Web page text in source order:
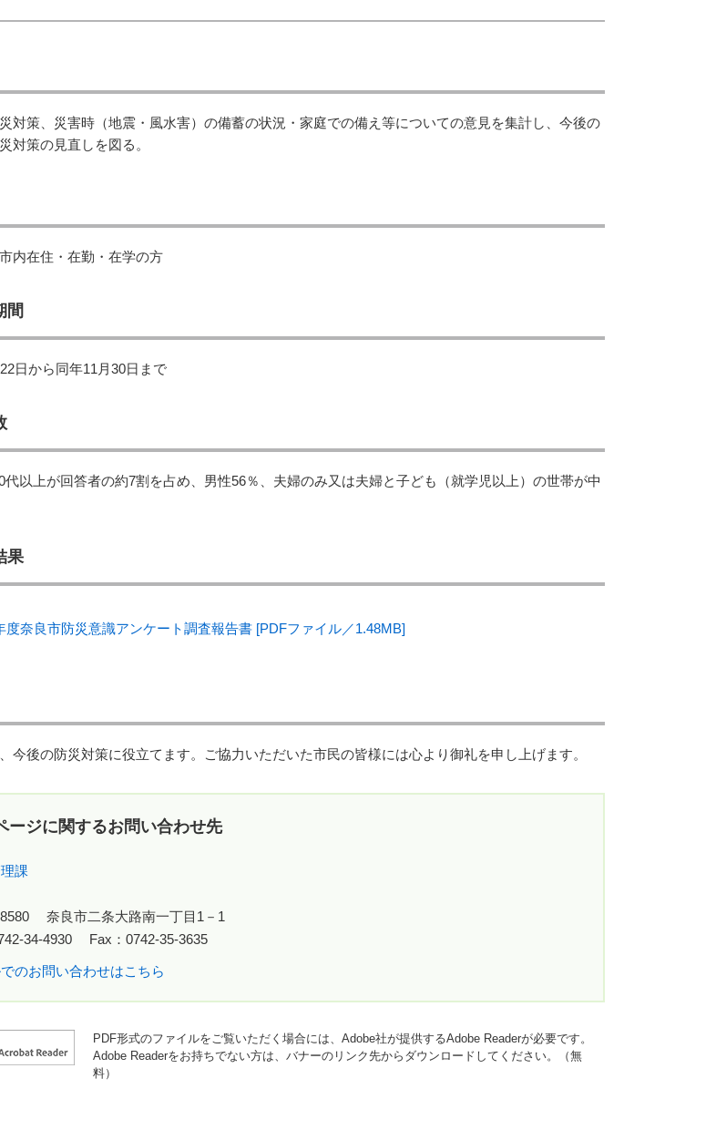
対策、災害時（地震・風水害）の備蓄の状況・家庭での備え等についての意見を集計し、今後の
対策の見直しを図る。
内在住・在勤・在学の方
間
日から同年11月30日まで
代以上が回答者の約7割を占め、男性56％、夫婦のみ又は夫婦と子ども（就学児以上）の世帯が中
果
度奈良市防災意識アンケート調査報告書 [PDFファイル／1.48MB]
今後の防災対策に役立てます。ご協力いただいた市民の皆様には心より御礼を申し上げます。
ージに関するお問い合わせ先
課
奈良市二条大路南一丁目1－1
34-4930
Fax：0742-35-3635
でのお問い合わせはこちら
PDF形式のファイルをご覧いただく場合には、Adobe社が提供するAdobe Readerが必要です。
Adobe Readerをお持ちでない方は、バナーのリンク先からダウンロードしてください。（無
料）